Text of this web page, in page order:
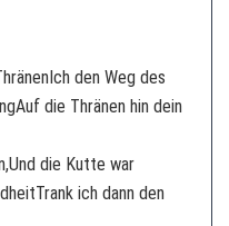
den Weg des
die Thränen hin dein
die Kutte war
ich dann den